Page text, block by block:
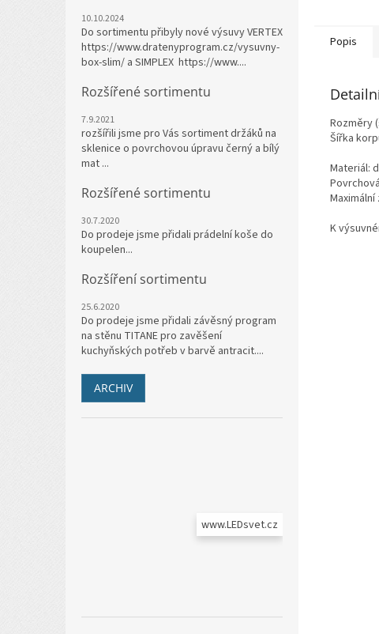
10.10.2024
Do sortimentu přibyly nové výsuvy VERTEX
https://www.dratenyprogram.cz/vysuvny-
box-slim/ a SIMPLEX https://www....
Rozšířené sortimentu
7.9.2021
rozšířili jsme pro Vás sortiment držáků na
sklenice o povrchovou úpravu černý a bílý
mat ...
Rozšířené sortimentu
30.7.2020
Do prodeje jsme přidali prádelní koše do
koupelen...
Rozšíření sortimentu
25.6.2020
Do prodeje jsme přidali závěsný program
na stěnu TITANE pro zavěšení
kuchyňských potřeb v barvě antracit....
ARCHIV
www.LEDsvet.cz
Popis
Rozměry
Šířka
Materiál:
K